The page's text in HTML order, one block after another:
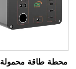
محطة طاقة محمولة